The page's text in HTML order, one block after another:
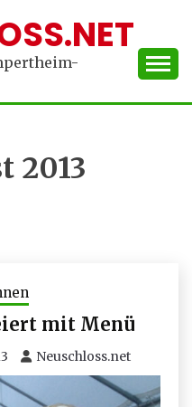
2013
mit Menü
Neuschloss.net